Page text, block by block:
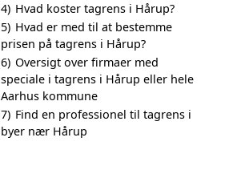
4) Hvad koster tagrens i Hårup?
5) Hvad er med til at bestemme
prisen på tagrens i Hårup?
6) Oversigt over firmaer med
speciale i tagrens i Hårup eller hele
Aarhus kommune
7) Find en professionel til tagrens i
byer nær Hårup